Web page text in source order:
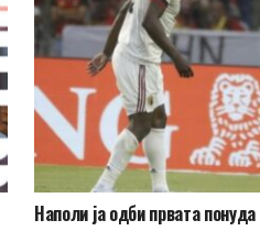
Наполи ја одби првата